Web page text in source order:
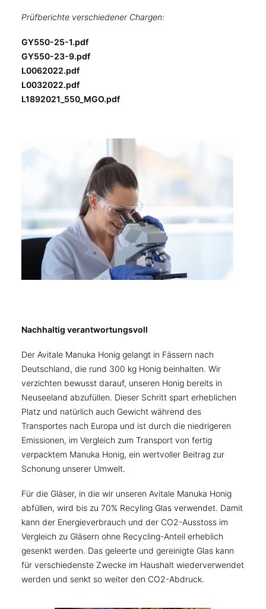
Prüfberichte verschiedener Chargen:
GY550-25-1.pdf
GY550-23-9.pdf
L0062022.pdf
L0032022.pdf
L1892021_550_MGO.pdf
Nachhaltig verantwortungsvoll
Der Avitale Manuka Honig gelangt in Fässern nach
Deutschland, die rund 300 kg Honig beinhalten. Wir
verzichten bewusst darauf, unseren Honig bereits in
Neuseeland abzufüllen. Dieser Schritt spart erheblichen
Platz und natürlich auch Gewicht während des
Transportes nach Europa und ist durch die niedrigeren
Emissionen, im Vergleich zum Transport von fertig
verpacktem Manuka Honig, ein wertvoller Beitrag zur
Schonung unserer Umwelt.
Für die Gläser, in die wir unseren Avitale Manuka Honig
abfüllen, wird bis zu 70% Recyling Glas verwendet. Damit
kann der Energieverbrauch und der CO2-Ausstoss im
Vergleich zu Gläsern ohne Recycling-Anteil erheblich
gesenkt werden. Das geleerte und gereinigte Glas kann
für verschiedenste Zwecke im Haushalt wiederverwendet
werden und senkt so weiter den CO2-Abdruck.